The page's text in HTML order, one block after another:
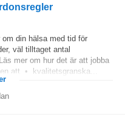
din hälsa med tid för
väl tilltaget antal
mer om hur det är att jobba
att • kvalitetsgranska...